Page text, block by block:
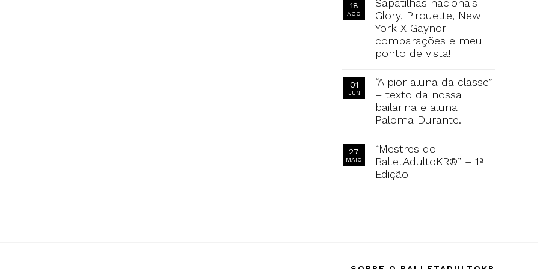
18
AGO
Sapatilhas nacionais
Glory, Pirouette, New
York X Gaynor –
comparações e meu
ponto de vista!
01
JUN
“A pior aluna da classe”
– texto da nossa
bailarina e aluna
Paloma Durante.
27
MAIO
“Mestres do
BalletAdultoKR®” – 1ª
Edição